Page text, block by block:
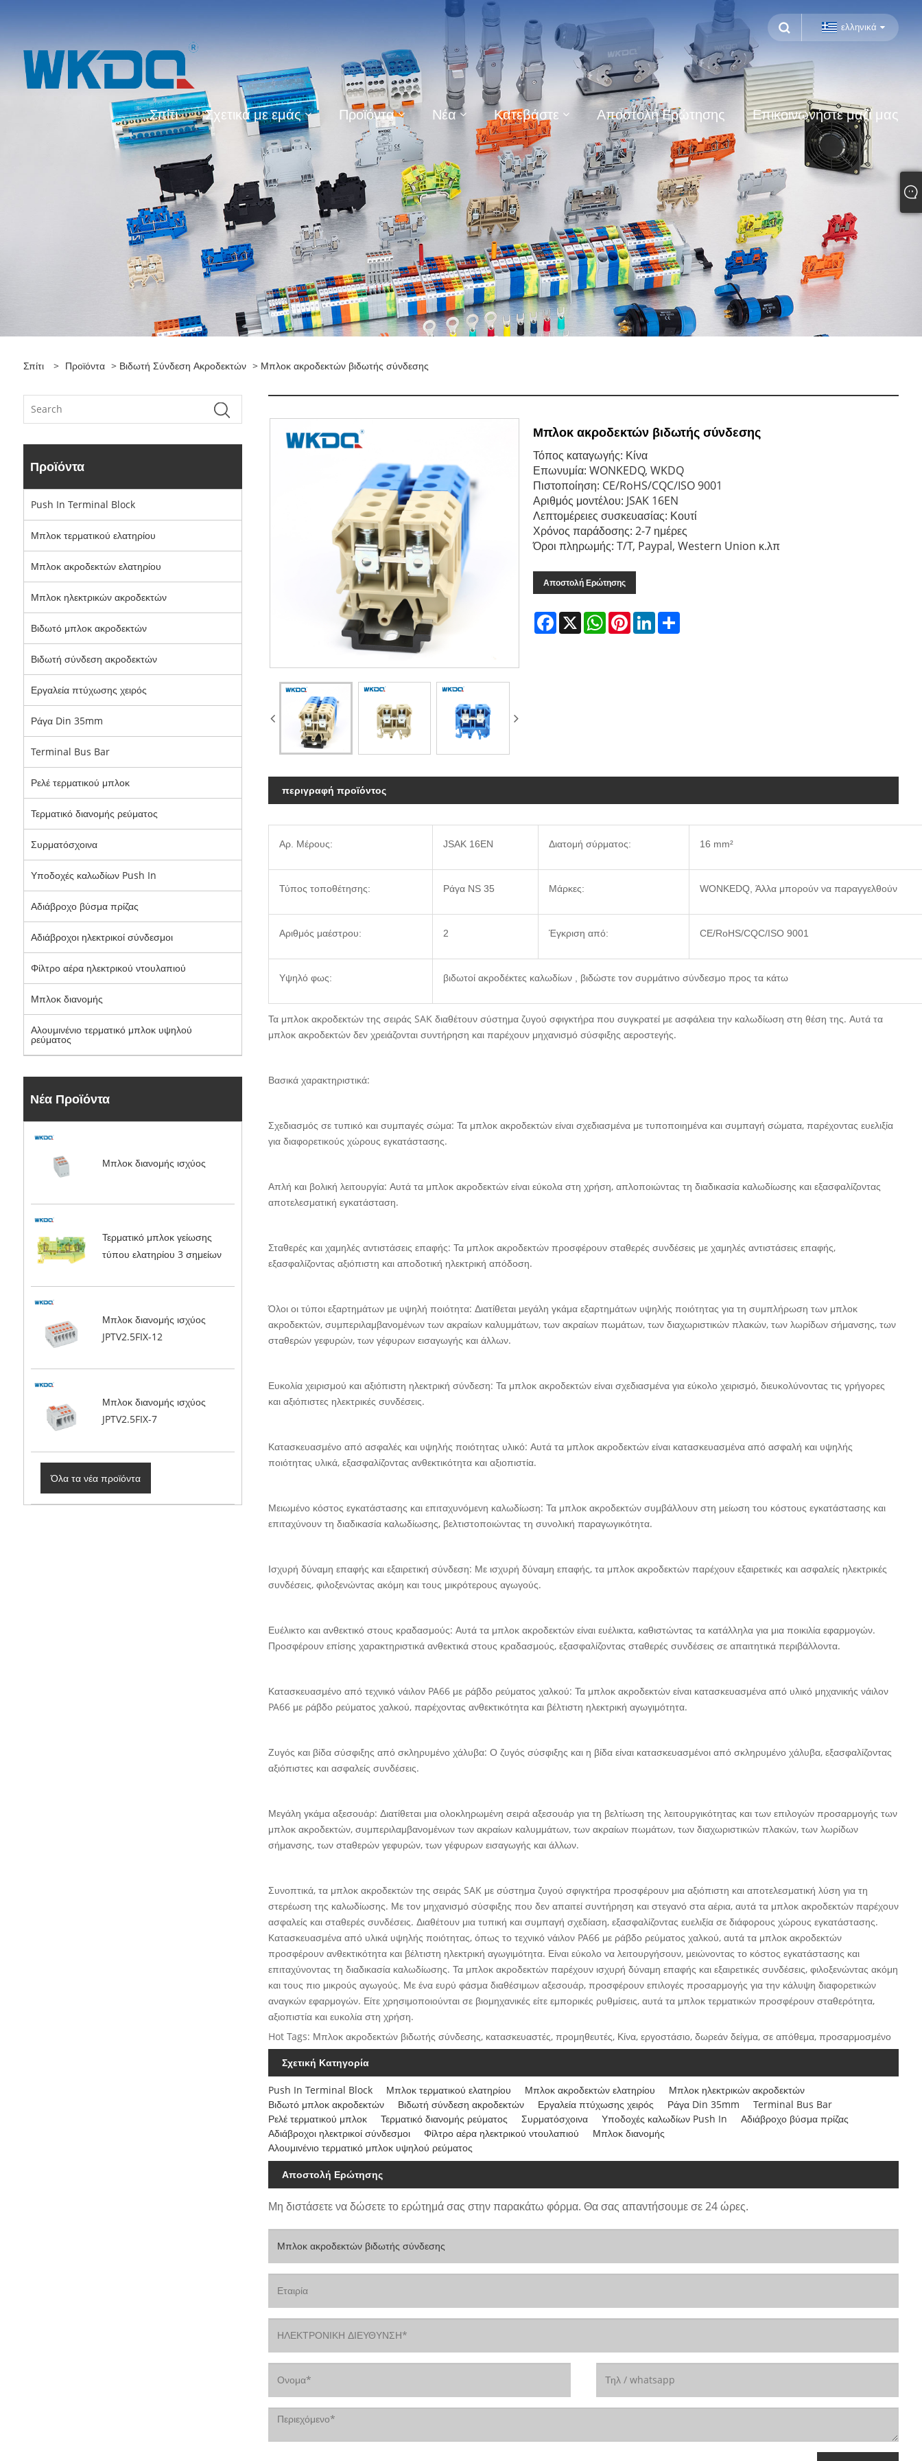
ελληνικά
Σπίτι Σχετικά με εμάς Προϊόντα Νέα Κατεβάστε Αποστολή Ερώτησης Επικοινωνήστε μαζί μας
Σπίτι > Προϊόντα > Βιδωτή Σύνδεση Ακροδεκτών > Μπλοκ ακροδεκτών βιδωτής σύνδεσης
Προϊόντα
Push In Terminal Block
Μπλοκ τερματικού ελατηρίου
Μπλοκ ακροδεκτών ελατηρίου
Μπλοκ ηλεκτρικών ακροδεκτών
Βιδωτό μπλοκ ακροδεκτών
Βιδωτή σύνδεση ακροδεκτών
Εργαλεία πτύχωσης χειρός
Ράγα Din 35mm
Terminal Bus Bar
Ρελέ τερματικού μπλοκ
Τερματικό διανομής ρεύματος
Συρματόσχοινα
Υποδοχές καλωδίων Push In
Αδιάβροχο βύσμα πρίζας
Αδιάβροχοι ηλεκτρικοί σύνδεσμοι
Φίλτρο αέρα ηλεκτρικού ντουλαπιού
Μπλοκ διανομής
Αλουμινένιο τερματικό μπλοκ υψηλού
ρεύματος
Νέα Προϊόντα
Μπλοκ διανομής ισχύος
Τερματικό μπλοκ γείωσης
τύπου ελατηρίου 3 σημείων
Μπλοκ διανομής ισχύος
JPTV2.5FIX-12
Μπλοκ διανομής ισχύος
JPTV2.5FIX-7
Όλα τα νέα προϊόντα
Μπλοκ ακροδεκτών βιδωτής σύνδεσης
Τόπος καταγωγής: Κίνα
Επωνυμία: WONKEDQ, WKDQ
Πιστοποίηση: CE/RoHS/CQC/ISO 9001
Αριθμός μοντέλου: JSAK 16EN
Λεπτομέρειες συσκευασίας: Κουτί
Χρόνος παράδοσης: 2-7 ημέρες
Όροι πληρωμής: T/T, Paypal, Western Union κ.λπ
Αποστολή Ερώτησης
Facebook
X WhatsApp
PinterestLinkedIn
περιγραφή προϊόντος
Αρ. Μέρους: JSAK 16EN Διατομή σύρματος: 16 mm²
Τύπος τοποθέτησης: Ράγα NS 35 Μάρκες: WONKEDQ, Άλλα μπορούν να παραγγελθούν
Αριθμός μαέστρου: 2 Έγκριση από: CE/RoHS/CQC/ISO 9001
Υψηλό φως: βιδωτοί ακροδέκτες καλωδίων , βιδώστε τον συρμάτινο σύνδεσμο προς τα κάτω
Τα μπλοκ ακροδεκτών της σειράς SAK διαθέτουν σύστημα ζυγού σφιγκτήρα που συγκρατεί με ασφάλεια την καλωδίωση στη θέση της. Αυτά τα
μπλοκ ακροδεκτών δεν χρειάζονται συντήρηση και παρέχουν μηχανισμό σύσφιξης αεροστεγής.
Βασικά χαρακτηριστικά:
Σχεδιασμός σε τυπικό και συμπαγές σώμα: Τα μπλοκ ακροδεκτών είναι σχεδιασμένα με τυποποιημένα και συμπαγή σώματα, παρέχοντας ευελιξία
για διαφορετικούς χώρους εγκατάστασης.
Απλή και βολική λειτουργία: Αυτά τα μπλοκ ακροδεκτών είναι εύκολα στη χρήση, απλοποιώντας τη διαδικασία καλωδίωσης και εξασφαλίζοντας
αποτελεσματική εγκατάσταση.
Σταθερές και χαμηλές αντιστάσεις επαφής: Τα μπλοκ ακροδεκτών προσφέρουν σταθερές συνδέσεις με χαμηλές αντιστάσεις επαφής,
εξασφαλίζοντας αξιόπιστη και αποδοτική ηλεκτρική απόδοση.
Όλοι οι τύποι εξαρτημάτων με υψηλή ποιότητα: Διατίθεται μεγάλη γκάμα εξαρτημάτων υψηλής ποιότητας για τη συμπλήρωση των μπλοκ
ακροδεκτών, συμπεριλαμβανομένων των ακραίων καλυμμάτων, των ακραίων πωμάτων, των διαχωριστικών πλακών, των λωρίδων σήμανσης, των
σταθερών γεφυρών, των γέφυρων εισαγωγής και άλλων.
Ευκολία χειρισμού και αξιόπιστη ηλεκτρική σύνδεση: Τα μπλοκ ακροδεκτών είναι σχεδιασμένα για εύκολο χειρισμό, διευκολύνοντας τις γρήγορες
και αξιόπιστες ηλεκτρικές συνδέσεις.
Κατασκευασμένο από ασφαλές και υψηλής ποιότητας υλικό: Αυτά τα μπλοκ ακροδεκτών είναι κατασκευασμένα από ασφαλή και υψηλής
ποιότητας υλικά, εξασφαλίζοντας ανθεκτικότητα και αξιοπιστία.
Μειωμένο κόστος εγκατάστασης και επιταχυνόμενη καλωδίωση: Τα μπλοκ ακροδεκτών συμβάλλουν στη μείωση του κόστους εγκατάστασης και
επιταχύνουν τη διαδικασία καλωδίωσης, βελτιστοποιώντας τη συνολική παραγωγικότητα.
Ισχυρή δύναμη επαφής και εξαιρετική σύνδεση: Με ισχυρή δύναμη επαφής, τα μπλοκ ακροδεκτών παρέχουν εξαιρετικές και ασφαλείς ηλεκτρικές
συνδέσεις, φιλοξενώντας ακόμη και τους μικρότερους αγωγούς.
Ευέλικτο και ανθεκτικό στους κραδασμούς: Αυτά τα μπλοκ ακροδεκτών είναι ευέλικτα, καθιστώντας τα κατάλληλα για μια ποικιλία εφαρμογών.
Προσφέρουν επίσης χαρακτηριστικά ανθεκτικά στους κραδασμούς, εξασφαλίζοντας σταθερές συνδέσεις σε απαιτητικά περιβάλλοντα.
Κατασκευασμένο από τεχνικό νάιλον PA66 με ράβδο ρεύματος χαλκού: Τα μπλοκ ακροδεκτών είναι κατασκευασμένα από υλικό μηχανικής νάιλον
PA66 με ράβδο ρεύματος χαλκού, παρέχοντας ανθεκτικότητα και βέλτιστη ηλεκτρική αγωγιμότητα.
Ζυγός και βίδα σύσφιξης από σκληρυμένο χάλυβα: Ο ζυγός σύσφιξης και η βίδα είναι κατασκευασμένοι από σκληρυμένο χάλυβα, εξασφαλίζοντας
αξιόπιστες και ασφαλείς συνδέσεις.
Μεγάλη γκάμα αξεσουάρ: Διατίθεται μια ολοκληρωμένη σειρά αξεσουάρ για τη βελτίωση της λειτουργικότητας και των επιλογών προσαρμογής των
μπλοκ ακροδεκτών, συμπεριλαμβανομένων των ακραίων καλυμμάτων, των ακραίων πωμάτων, των διαχωριστικών πλακών, των λωρίδων
σήμανσης, των σταθερών γεφυρών, των γέφυρων εισαγωγής και άλλων.
Συνοπτικά, τα μπλοκ ακροδεκτών της σειράς SAK με σύστημα ζυγού σφιγκτήρα προσφέρουν μια αξιόπιστη και αποτελεσματική λύση για τη
στερέωση της καλωδίωσης. Με τον μηχανισμό σύσφιξης που δεν απαιτεί συντήρηση και στεγανό στα αέρια, αυτά τα μπλοκ ακροδεκτών παρέχουν
ασφαλείς και σταθερές συνδέσεις. Διαθέτουν μια τυπική και συμπαγή σχεδίαση, εξασφαλίζοντας ευελιξία σε διάφορους χώρους εγκατάστασης.
Κατασκευασμένα από υλικά υψηλής ποιότητας, όπως το τεχνικό νάιλον PA66 με ράβδο ρεύματος χαλκού, αυτά τα μπλοκ ακροδεκτών
προσφέρουν ανθεκτικότητα και βέλτιστη ηλεκτρική αγωγιμότητα. Είναι εύκολο να λειτουργήσουν, μειώνοντας το κόστος εγκατάστασης και
επιταχύνοντας τη διαδικασία καλωδίωσης. Τα μπλοκ ακροδεκτών παρέχουν ισχυρή δύναμη επαφής και εξαιρετικές συνδέσεις, φιλοξενώντας ακόμη
και τους πιο μικρούς αγωγούς. Με ένα ευρύ φάσμα διαθέσιμων αξεσουάρ, προσφέρουν επιλογές προσαρμογής για την κάλυψη διαφορετικών
αναγκών εφαρμογών. Είτε χρησιμοποιούνται σε βιομηχανικές είτε εμπορικές ρυθμίσεις, αυτά τα μπλοκ τερματικών προσφέρουν σταθερότητα,
αξιοπιστία και ευκολία στη χρήση.
Hot Tags: Μπλοκ ακροδεκτών βιδωτής σύνδεσης, κατασκευαστές, προμηθευτές, Κίνα, εργοστάσιο, δωρεάν δείγμα, σε απόθεμα, προσαρμοσμένο
Σχετική Κατηγορία
Push In Terminal Block Μπλοκ τερματικού ελατηρίου Μπλοκ ακροδεκτών ελατηρίου
Μπλοκ ηλεκτρικών ακροδεκτών
Βιδωτό μπλοκ ακροδεκτών
Βιδωτή σύνδεση ακροδεκτών Εργαλεία πτύχωσης χειρός Ράγα Din 35mm
Terminal Bus Bar
Ρελέ τερματικού μπλοκ
Τερματικό διανομής ρεύματος Συρματόσχοινα Υποδοχές καλωδίων Push In
Αδιάβροχο βύσμα πρίζας
Αδιάβροχοι ηλεκτρικοί σύνδεσμοι
Φίλτρο αέρα ηλεκτρικού ντουλαπιού
Μπλοκ διανομής
Αλουμινένιο τερματικό μπλοκ υψηλού ρεύματος
Αποστολή Ερώτησης
Μη διστάσετε να δώσετε το ερώτημά σας στην παρακάτω φόρμα. Θα σας απαντήσουμε σε 24 ώρες.